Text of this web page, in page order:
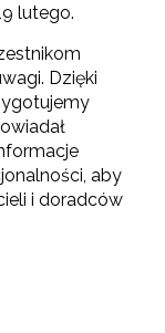
lutego.
Dzięki
aby
i doradców